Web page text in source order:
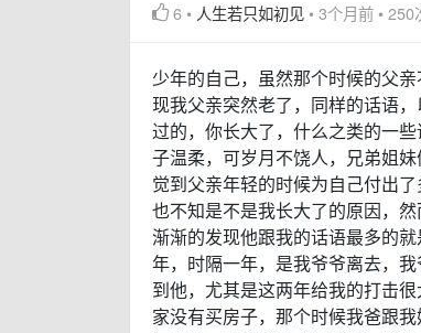
6 • 人生若只如初见 •3个月前 •250
少年的自己，虽然那个时候的父
现我父亲突然老了，同样的话语
过的，你长大了，什么之类的一
子温柔，可岁月不饶人，兄弟姐
觉到父亲年轻的时候为自己付出
也不知是不是我长大了的原因，
渐渐的发现他跟我的话语最多的
年，时隔一年，是我爷爷离去，
到他，尤其是这两年给我的打击
家没有买房子，那个时候我爸跟